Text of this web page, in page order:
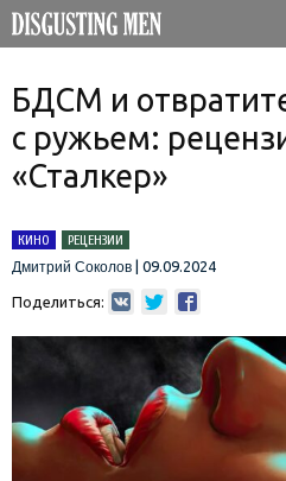
БДСМ и
с ружьем:
«Сталкер»
КИНО
РЕЦЕНЗИИ
Дмитрий Соколов
09.09.2024
Поделиться: